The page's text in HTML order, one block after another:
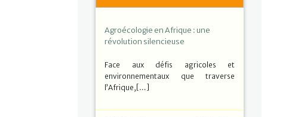
Agroécologie en Afrique : une
révolution silencieuse
Face aux défis agricoles et
environnementaux que traverse
l’Afrique,[…]